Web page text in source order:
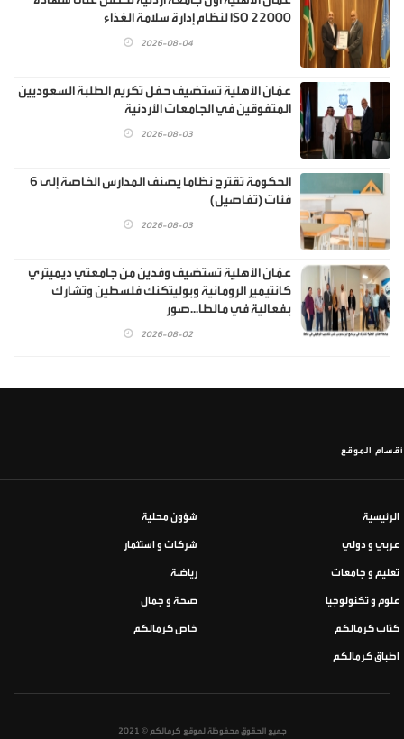
ISO 22000 لنظام إدارة سلامة الغذاء
2026-08-04
عمّان الأهلية تستضيف حفل تكريم الطلبة السعوديين
المتفوقين في الجامعات الأردنية
2026-08-03
الحكومة تقترح نظاما يصنف المدارس الخاصة إلى 6
فئات (تفاصيل)
2026-08-03
عمّان الأهلية تستضيف وفدين من جامعتي ديميتري
كانتيمير الرومانية وبوليتكنك فلسطين وتشارك
بفعالية في مالطا...صور
2026-08-02
أقسام الموقع
الرئيسية شؤون محلية
عربي و دولي شركات و استثمار
تعليم و جامعات رياضة
علوم و تكنولوجيا صحة و جمال
كتاب كرمالكم خاص كرمالكم
اطباق كرمالكم
جميع الحقوق محفوظة لموقع كرمالكم © 2021